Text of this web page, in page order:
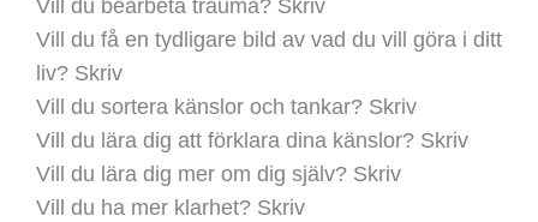
Vill du bearbeta trauma? Skriv
Vill du få en tydligare bild av vad du vill göra i ditt
liv? Skriv
Vill du sortera känslor och tankar? Skriv
Vill du lära dig att förklara dina känslor? Skriv
Vill du lära dig mer om dig själv? Skriv
Vill du ha mer klarhet? Skriv